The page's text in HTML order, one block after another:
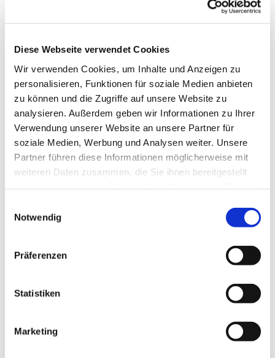
Diese Webseite verwendet Cookies
Wir verwenden Cookies, um Inhalte und Anzeigen zu
personalisieren, Funktionen für soziale Medien anbieten
zu können und die Zugriffe auf unsere Website zu
analysieren. Außerdem geben wir Informationen zu Ihrer
Verwendung unserer Website an unsere Partner für
soziale Medien, Werbung und Analysen weiter. Unsere
Partner führen diese Informationen möglicherweise mit
weiteren Daten zusammen, die Sie ihnen bereitgestellt
Notwendig
Präferenzen
Statistiken
Marketing